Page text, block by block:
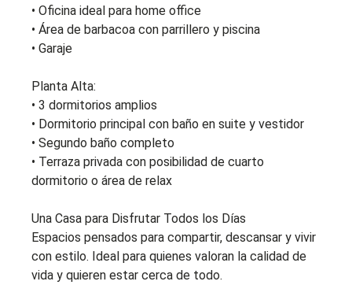
• Oficina ideal para home office
• Área de barbacoa con parrillero y piscina
• Garaje
Planta Alta:
• 3 dormitorios amplios
• Dormitorio principal con baño en suite y vestidor
• Segundo baño completo
• Terraza privada con posibilidad de cuarto
dormitorio o área de relax
Una Casa para Disfrutar Todos los Días
Espacios pensados para compartir, descansar y vivir
con estilo. Ideal para quienes valoran la calidad de
vida y quieren estar cerca de todo.